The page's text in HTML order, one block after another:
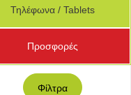
Τηλέφωνα / Tablets
Προσφορές
Φίλτρα